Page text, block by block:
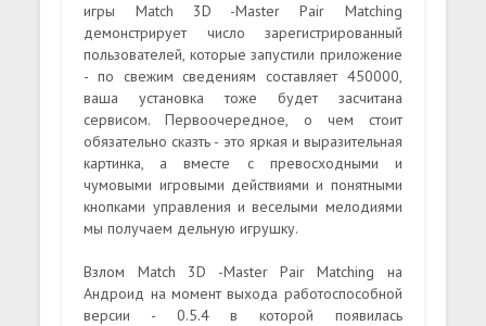
игры Match 3D -Master Pair Matching
демонстрирует число зарегистрированный
пользователей, которые запустили приложение
- по свежим сведениям составляет 450000,
ваша установка тоже будет засчитана
сервисом. Первоочередное, о чем стоит
обязательно сказть - это яркая и выразительная
картинка, а вместе с превосходными и
чумовыми игровыми действиями и понятными
кнопками управления и веселыми мелодиями
мы получаем дельную игрушку.
Взлом Match 3D -Master Pair Matching на
Андроид на момент выхода работоспособной
версии - 0.5.4 в которой появилась